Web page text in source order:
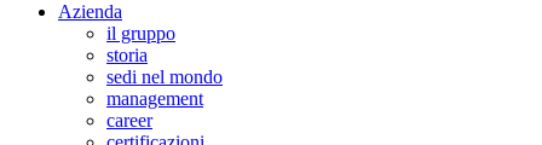
Azienda
il gruppo
storia
sedi nel mondo
management
career